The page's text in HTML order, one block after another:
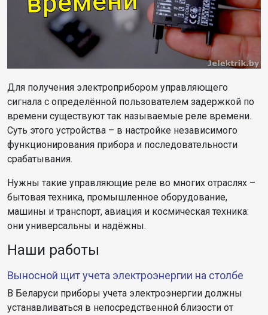
Для получения электроприбором управляющего
сигнала с определённой пользователем задержкой по
времени существуют так называемые реле времени.
Суть этого устройства – в настройке независимого
функционирования прибора и последовательности
срабатывания.
Нужны такие управляющие реле во многих отраслях –
бытовая техника, промышленное оборудование,
машины и транспорт, авиация и космическая техника:
они универсальны и надёжны.
Наши работы
Выносной щит учета электроэнергии на столбе
В Беларуси приборы учета электроэнергии должны
устанавливаться в непосредственной близости от